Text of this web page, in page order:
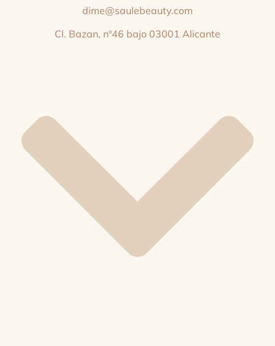
dime@saulebeauty.com
Cl. Bazan, nº46 bajo 03001 Alicante